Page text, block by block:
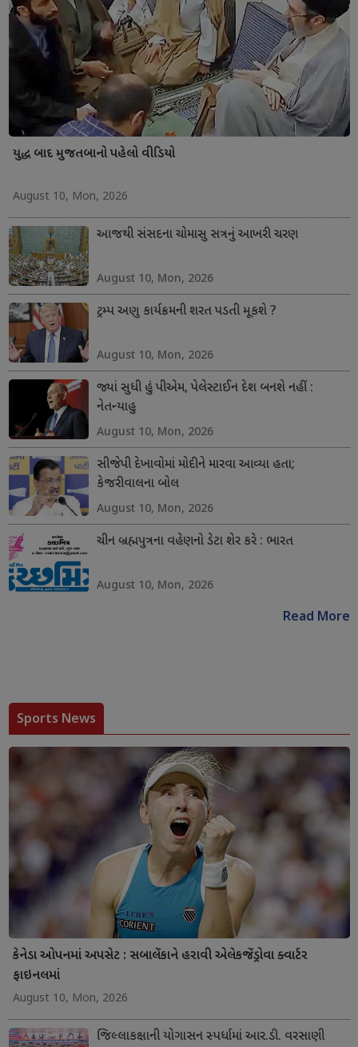
યુદ્ધ બાદ મુજતબાનો પહેલો વીડિયો
August 10, Mon, 2026
આજથી સંસદના ચોમાસુ સત્રનું આખરી ચરણ
August 10, Mon, 2026
ટ્રમ્પ અણુ કાર્યક્રમની શરત પડતી મૂકશે ?
August 10, Mon, 2026
જ્યાં સુધી હું પીએમ, પેલેસ્ટાઈન દેશ બનશે નહીં :
નેતન્યાહુ
August 10, Mon, 2026
સીજેપી દેખાવોમાં મોદીને મારવા આવ્યા હતા;
કેજરીવાલના બોલ
August 10, Mon, 2026
ચીન બ્રહ્મપુત્રના વહેણનો ડેટા શેર કરે : ભારત
August 10, Mon, 2026
Read More
Sports News
કેનેડા ઓપનમાં અપસેટ : સબાલેંકાને હરાવી એલેકજેંડ્રોવા ક્વાર્ટર
ફાઇનલમાં
August 10, Mon, 2026
જિલ્લાકક્ષાની યોગાસન સ્પર્ધામાં આર.ડી. વરસાણી